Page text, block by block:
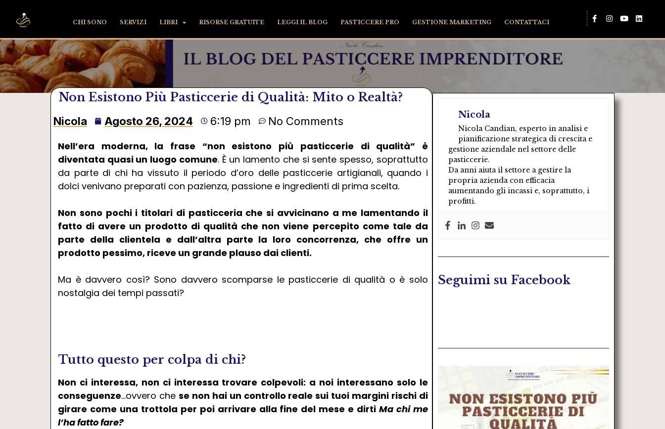
CHI SONO SERVIZI LIBRI RISORSE GRATUITE LEGGI IL BLOG PASTICCERE PRO GESTIONE MARKETING CONTATTACI
Non Esistono Più Pasticcerie di Qualità: Mito o Realtà?
Nicola Agosto 26, 2024 6:19 pm No Comments
Nell’era moderna, la frase “non esistono più pasticcerie di qualità” è
diventata quasi un luogo comune. È un lamento che si sente spesso, soprattutto
da parte di chi ha vissuto il periodo d’oro delle pasticcerie artigianali, quando i
dolci venivano preparati con pazienza, passione e ingredienti di prima scelta.
Non sono pochi i titolari di pasticceria che si avvicinano a me lamentando il
fatto di avere un prodotto di qualità che non viene percepito come tale da
parte della clientela e dall’altra parte la loro concorrenza, che offre un
prodotto pessimo, riceve un grande plauso dai clienti.
Ma è davvero così? Sono davvero scomparse le pasticcerie di qualità o è solo
nostalgia dei tempi passati?
Tutto questo per colpa di chi?
Non ci interessa, non ci interessa trovare colpevoli: a noi interessano solo le
conseguenze…ovvero che se non hai un controllo reale sui tuoi margini rischi di
girare come una trottola per poi arrivare alla fine del mese e dirtiMa chi me
l’ha fatto fare?
Nicola
Nicola Candian, esperto in analisi e
pianificazione strategica di crescita e
gestione aziendale nel settore delle
pasticcerie.
Da anni aiuta il settore a gestire la
propria azienda con efficacia
aumentando gli incassi e, soprattutto, i
profitti.
Seguimi su Facebook